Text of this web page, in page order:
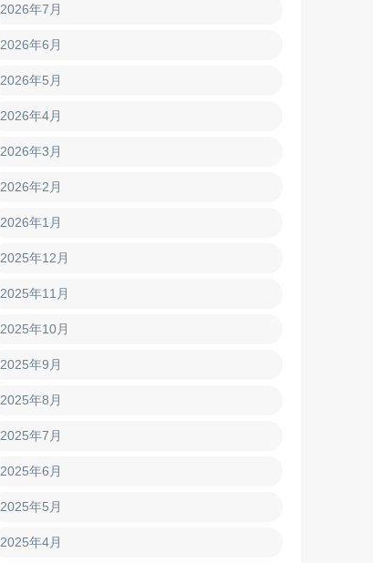
2026年7月
2026年6月
2026年5月
2026年4月
2026年3月
2026年2月
2026年1月
2025年12月
2025年11月
2025年10月
2025年9月
2025年8月
2025年7月
2025年6月
2025年5月
2025年4月